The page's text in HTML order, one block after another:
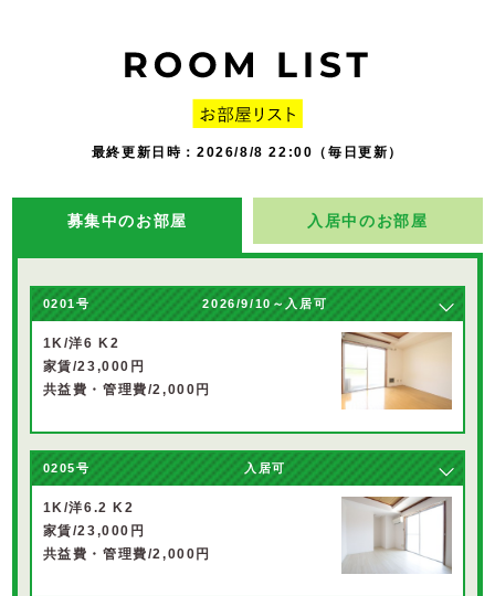
最終更新日時：2026/8/8 22:00（毎日更新）
募集中のお部屋 入居中のお部屋
0201号 2026/9/10～入居可
1K/洋6 K2
家賃/23,000円
共益費・管理費/2,000円
0205号 入居可
1K/洋6.2 K2
家賃/23,000円
共益費・管理費/2,000円